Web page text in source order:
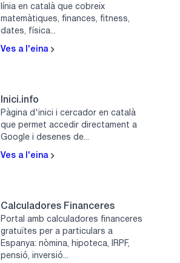
línia en català que cobreix
matemàtiques, finances, fitness,
dates, física...
Ves a l'eina
Inici.info
Pàgina d'inici i cercador en català
que permet accedir directament a
Google i desenes de...
Ves a l'eina
Calculadores Financeres
Portal amb calculadores financeres
gratuïtes per a particulars a
Espanya: nòmina, hipoteca, IRPF,
pensió, inversió...